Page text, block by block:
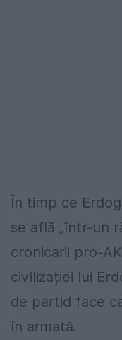
În timp ce
se află „într-un
cronicarii pro-
civilizației lui
de partid face
în armată.